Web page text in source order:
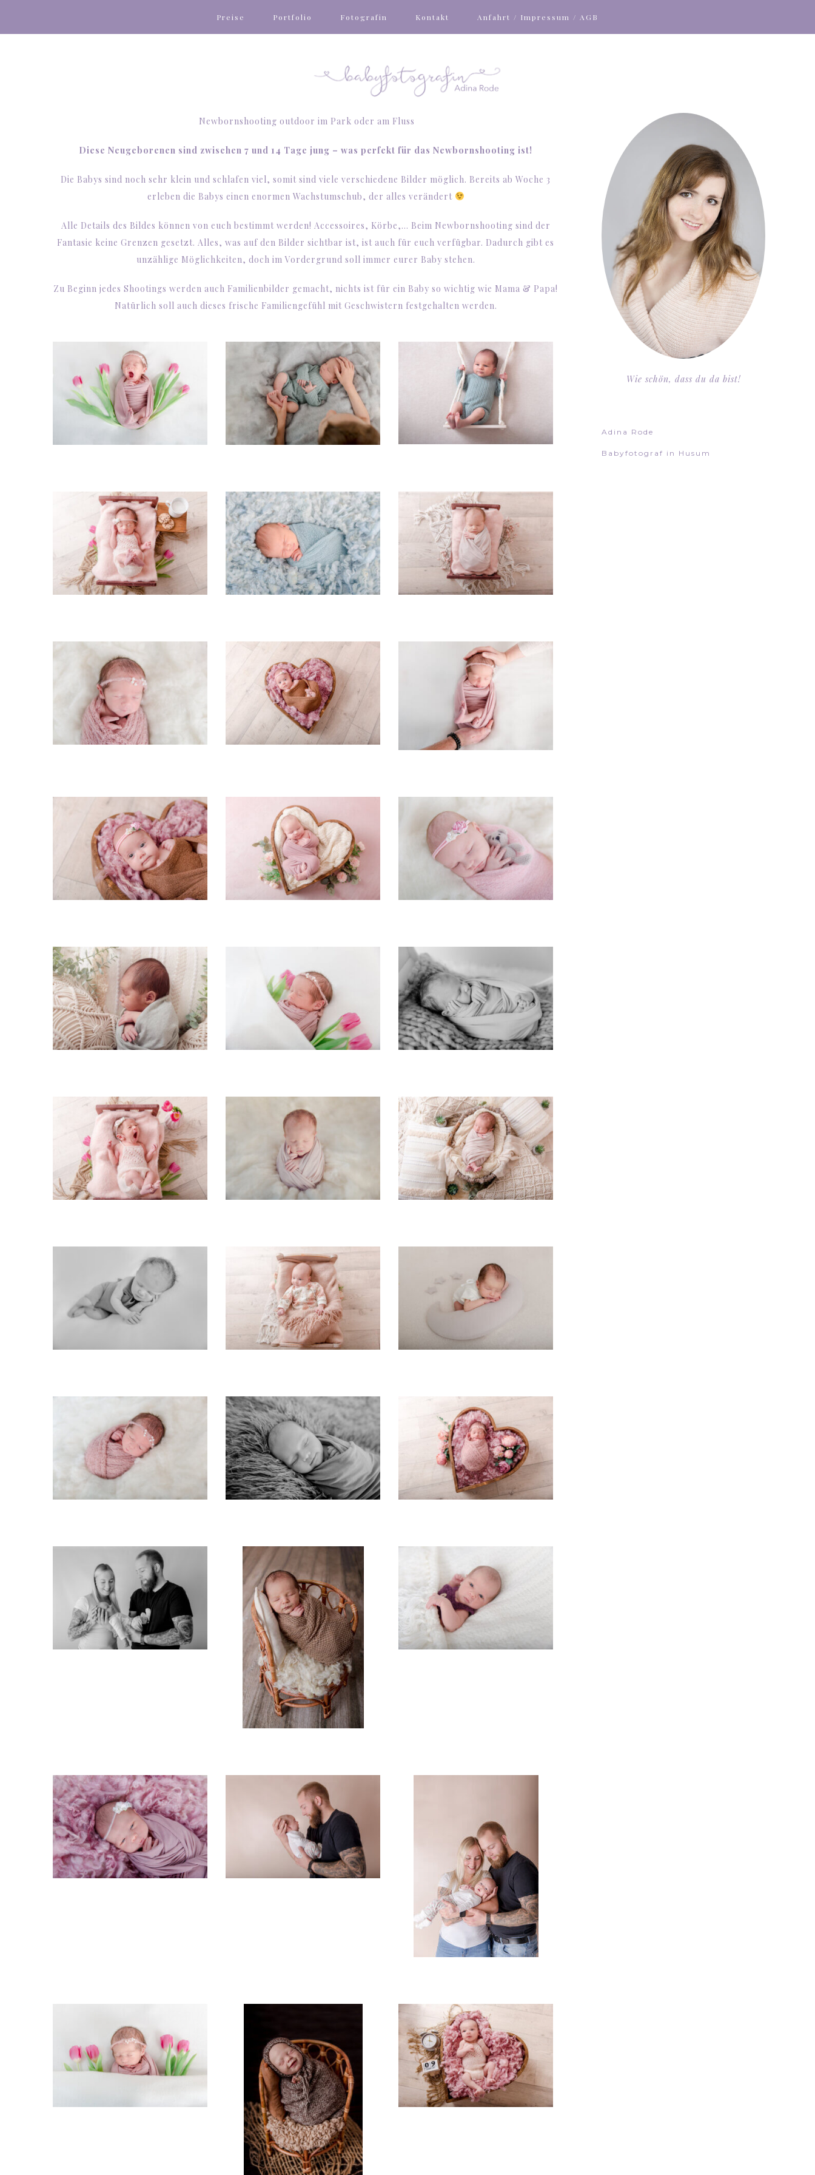
Preise Portfolio Fotografin Kontakt Anfahrt / Impressum / AGB
Newbornshooting outdoor im Park oder am Fluss
Diese Neugeborenen sind zwischen 7 und 14 Tage jung – was perfekt für das Newbornshooting ist!
Die Babys sind noch sehr klein und schlafen viel, somit sind viele verschiedene Bilder möglich. Bereits ab Woche 3
erleben die Babys einen enormen Wachstumschub, der alles verändert
Alle Details des Bildes können von euch bestimmt werden! Accessoires, Körbe,… Beim Newbornshooting sind der
Fantasie keine Grenzen gesetzt. Alles, was auf den Bilder sichtbar ist, ist auch für euch verfügbar. Dadurch gibt es
unzählige Möglichkeiten, doch im Vordergrund soll immer eurer Baby stehen.
Zu Beginn jedes Shootings werden auch Familienbilder gemacht, nichts ist für ein Baby so wichtig wie Mama & Papa!
Natürlich soll auch dieses frische Familiengefühl mit Geschwistern festgehalten werden.
Wie schön, dass du da bist!
Adina Rode
Babyfotograf in Husum